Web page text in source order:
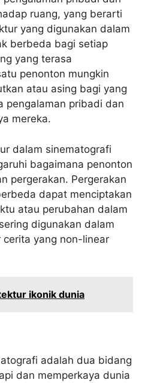
ruang, yang berarti
yang digunakan dalam
berbeda bagi setiap
yang terasa
penonton mungkin
atau asing bagi yang
pengalaman pribadi dan
mereka.
dalam sinematografi
bagaimana penonton
pergerakan. Pergerakan
dapat menciptakan
atau perubahan dalam
digunakan dalam
yang non-linear
ikonik dunia
adalah dua bidang
dan memperkaya dunia